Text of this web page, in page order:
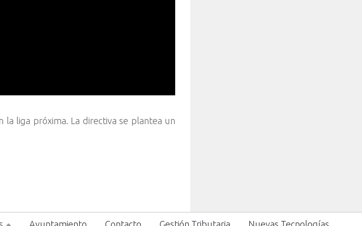
liga próxima. La directiva se plantea un